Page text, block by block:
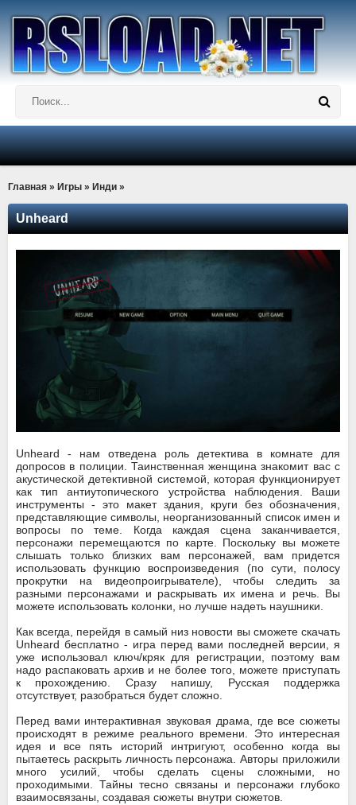
Главная » Игры » Инди »
Unheard
Unheard - нам отведена роль детектива в комнате для
допросов в полиции. Таинственная женщина знакомит вас с
акустической детективной системой, которая функционирует
как тип антиутопического устройства наблюдения. Ваши
инструменты - это макет здания, круги без обозначения,
представляющие символы, неорганизованный список имен и
вопросы по теме. Когда каждая сцена заканчивается,
персонажи перемещаются по карте. Поскольку вы можете
слышать только близких вам персонажей, вам придется
использовать функцию воспроизведения (по сути, полосу
прокрутки на видеопроигрывателе), чтобы следить за
разными персонажами и раскрывать их имена и речь. Вы
можете использовать колонки, но лучше надеть наушники.
Как всегда, перейдя в самый низ новости вы сможете скачать
Unheard бесплатно - игра перед вами последней версии, я
уже использовал ключ/кряк для регистрации, поэтому вам
надо распаковать архив и не более того, можете приступать
к прохождению. Сразу напишу, Русская поддержка
отсутствует, разобраться будет сложно.
Перед вами интерактивная звуковая драма, где все сюжеты
происходят в режиме реального времени. Это интересная
идея и все пять историй интригуют, особенно когда вы
пытаетесь раскрыть личность персонажа. Авторы приложили
много усилий, чтобы сделать сцены сложными, но
проходимыми. Тайны тесно связаны и персонажи глубоко
взаимосвязаны, создавая сюжеты внутри сюжетов.